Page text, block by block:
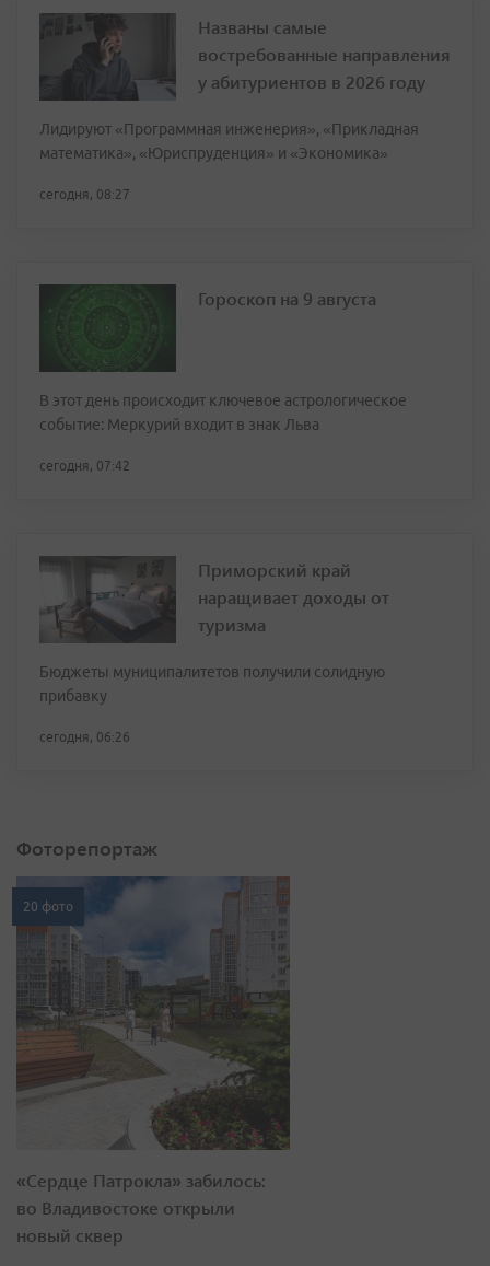
Названы самые
востребованные направления
у абитуриентов в 2026 году
Лидируют «Программная инженерия», «Прикладная
математика», «Юриспруденция» и «Экономика»
сегодня, 08:27
Гороскоп на 9 августа
В этот день происходит ключевое астрологическое
событие: Меркурий входит в знак Льва
сегодня, 07:42
Приморский край
наращивает доходы от
туризма
Бюджеты муниципалитетов получили солидную
прибавку
сегодня, 06:26
Фоторепортаж
20 фото
«Сердце Патрокла» забилось:
во Владивостоке открыли
новый сквер